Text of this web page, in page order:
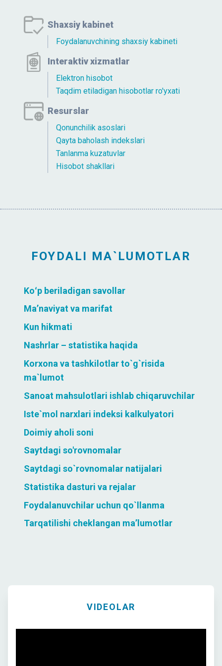
Shaxsiy kabinet
Foydalanuvchining shaxsiy kabineti
Interaktiv xizmatlar
Elektron hisobot
Taqdim etiladigan hisobotlar ro'yxati
Resurslar
Qonunchilik asoslari
Qayta baholash indekslari
Tanlanma kuzatuvlar
Hisobot shakllari
FOYDALI MA`LUMOTLAR
Koʻp beriladigan savollar
Ma’naviyat va marifat
Kun hikmati
Nashrlar – statistika haqida
Korxona va tashkilotlar to`g`risida
ma`lumot
Sanoat mahsulotlari ishlab chiqaruvchilar
Iste`mol narxlari indeksi kalkulyatori
Doimiy aholi soni
Saytdagi so'rovnomalar
Saytdagi so`rovnomalar natijalari
Statistika dasturi va rejalar
Foydalanuvchilar uchun qo`llanma
Tarqatilishi cheklangan ma’lumotlar
VIDEOLAR